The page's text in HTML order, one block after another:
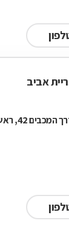
אביב
המכבים 42, ראשון לציון